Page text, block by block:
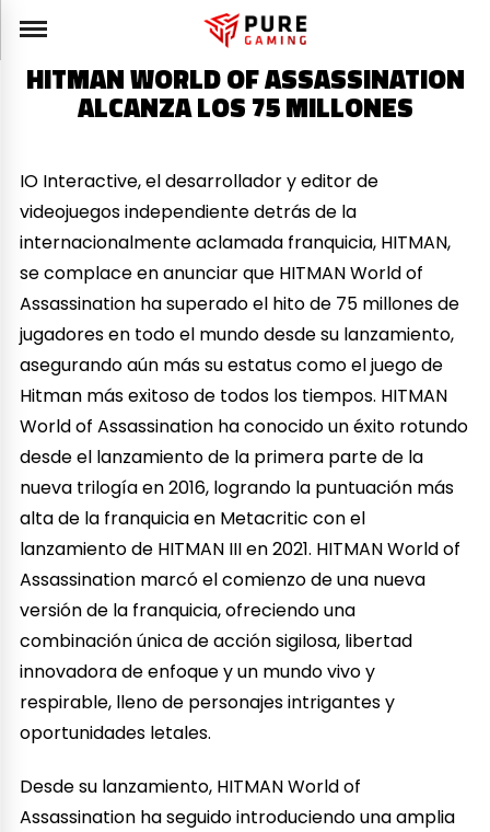
HITMAN WORLD OF ASSASSINATION
ALCANZA LOS 75 MILLONES
IO Interactive, el desarrollador y editor de
videojuegos independiente detrás de la
internacionalmente aclamada franquicia, HITMAN,
se complace en anunciar que HITMAN World of
Assassination ha superado el hito de 75 millones de
jugadores en todo el mundo desde su lanzamiento,
asegurando aún más su estatus como el juego de
Hitman más exitoso de todos los tiempos. HITMAN
World of Assassination ha conocido un éxito rotundo
desde el lanzamiento de la primera parte de la
nueva trilogía en 2016, logrando la puntuación más
alta de la franquicia en Metacritic con el
lanzamiento de HITMAN III en 2021. HITMAN World of
Assassination marcó el comienzo de una nueva
versión de la franquicia, ofreciendo una
combinación única de acción sigilosa, libertad
innovadora de enfoque y un mundo vivo y
respirable, lleno de personajes intrigantes y
oportunidades letales.
Desde su lanzamiento, HITMAN World of
Assassination ha seguido introduciendo una amplia